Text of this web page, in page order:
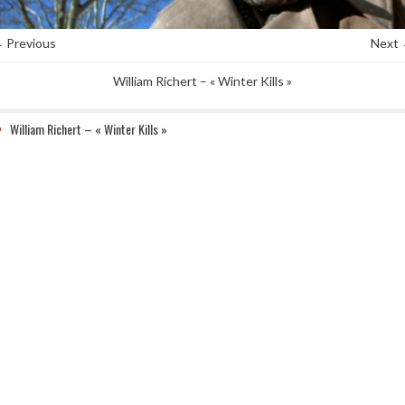
Next
William Richert – « Winter Kills »
William Richert – « Winter Kills »